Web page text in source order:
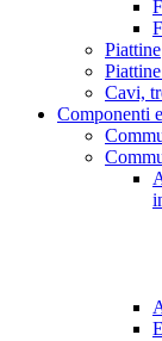
Piattine
Cavi,
Componenti